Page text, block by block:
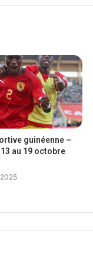
guinéenne –
au 19 octobre